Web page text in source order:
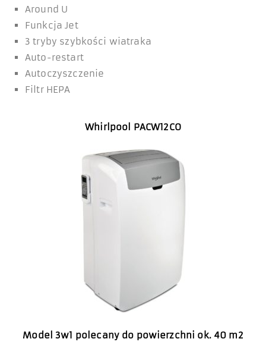
Around U
Funkcja Jet
3 tryby szybkości wiatraka
Auto-restart
Autoczyszczenie
Filtr HEPA
Whirlpool PACW12CO
Model 3w1 polecany do powierzchni ok. 40 m2